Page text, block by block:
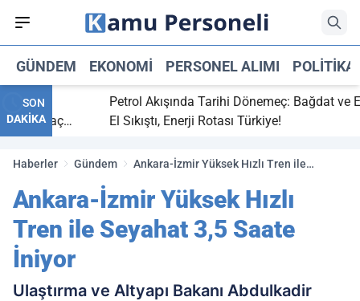
GÜNDEM EKONOMI PERSONEL ALIMI POLITIKA
SON
DAKİKA
bitti,
maç
Petrol Akışında Tarihi Dönemeç: Bağdat ve Erbil
El Sıkıştı, Enerji Rotası Türkiye!
Haberler Gündem
Ankara-İzmir Yüksek Hızlı Tren ile
Ankara-İzmir Yüksek Hızlı
Tren ile Seyahat 3,5 Saate
İniyor
Ulaştırma ve Altyapı Bakanı Abdulkadir